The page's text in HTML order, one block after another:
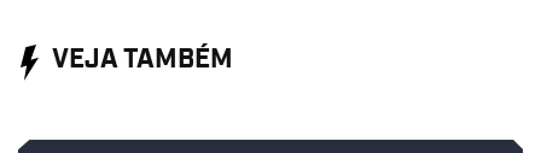
VEJA TAMBÉM